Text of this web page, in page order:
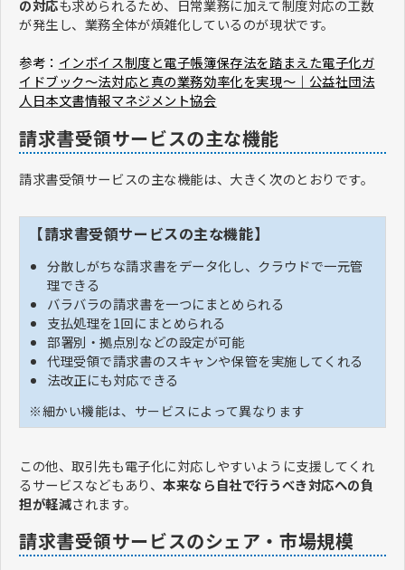
の対応も求められるため、日常業務に加えて制度対応の工数
が発生し、業務全体が煩雑化しているのが現状です。
参考： インボイス制度と電子帳簿保存法を踏まえた電子化ガ
イドブック〜法対応と真の業務効率化を実現〜｜公益社団法
人日本文書情報マネジメント協会
請求書受領サービスの主な機能
請求書受領サービスの主な機能は、大きく次のとおりです。
【請求書受領サービスの主な機能】
分散しがちな請求書をデータ化し、クラウドで一元管
理できる
バラバラの請求書を一つにまとめられる
支払処理を1回にまとめられる
部署別・拠点別などの設定が可能
代理受領で請求書のスキャンや保管を実施してくれる
法改正にも対応できる
※細かい機能は、サービスによって異なります
この他、取引先も電子化に対応しやすいように支援してくれ
るサービスなどもあり、本来なら自社で行うべき対応への負
担が軽減されます。
請求書受領サービスのシェア・市場規模